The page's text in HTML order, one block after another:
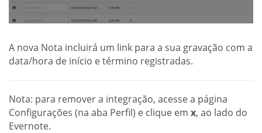
A nova Nota incluirá um link para a sua gravação com a
data/hora de início e término registradas.
Nota: para remover a integração, acesse a página
Configurações (na aba Perfil) e clique em x, ao lado do
Evernote.